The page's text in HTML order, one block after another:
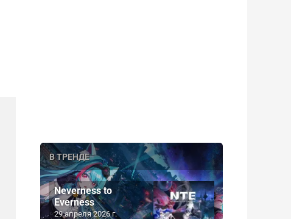
В ТРЕНДЕ
Neverness to
Everness
29 апреля 2026 г.